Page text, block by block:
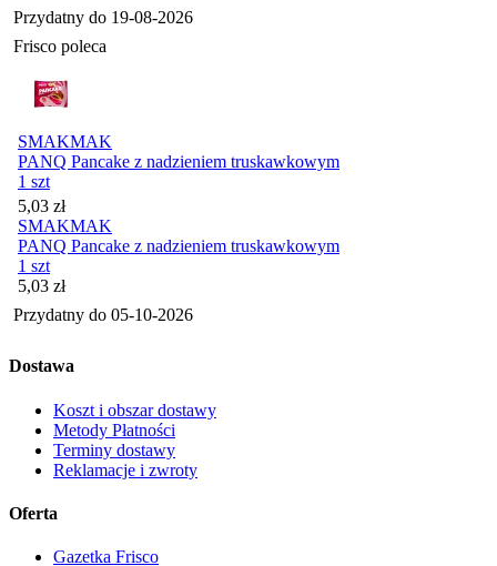
Przydatny do 19-08-2026
Frisco poleca
SMAKMAK
PANQ Pancake z nadzieniem truskawkowym
1 szt
Cena
5,03 zł
SMAKMAK
PANQ Pancake z nadzieniem truskawkowym
1 szt
Cena
5,03 zł
Przydatny do 05-10-2026
Dostawa
Koszt i obszar dostawy
Metody Płatności
Terminy dostawy
Reklamacje i zwroty
Oferta
Gazetka Frisco